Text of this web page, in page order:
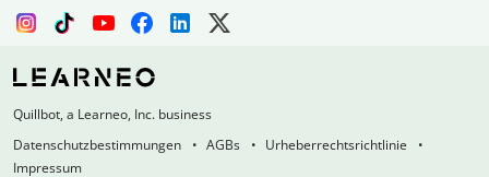
Quillbot, a Learneo, Inc. business
Datenschutzbestimmungen
AGBs
Urheberrechtsrichtlinie
Impressum